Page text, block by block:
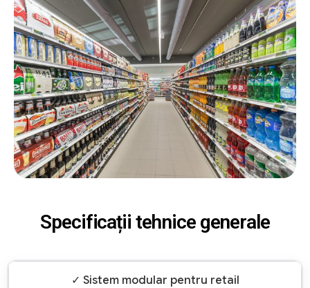
Specificații tehnice generale
✓ Sistem modular pentru retail